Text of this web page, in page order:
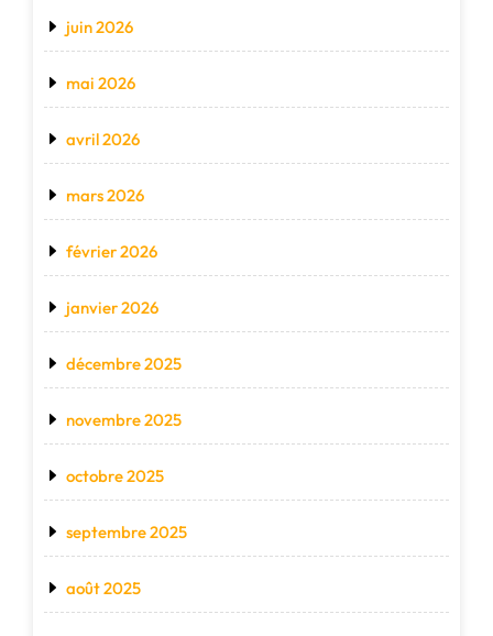
juin 2026
mai 2026
avril 2026
mars 2026
février 2026
janvier 2026
décembre 2025
novembre 2025
octobre 2025
septembre 2025
août 2025